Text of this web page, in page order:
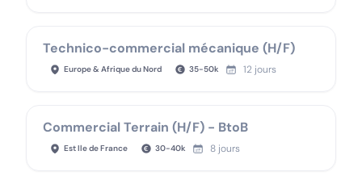
Technico-commercial mécanique (H/F)
Europe & Afrique du Nord 35-50k 12 jours
Commercial Terrain (H/F) - BtoB
Est Ile de France 30-40k 8 jours